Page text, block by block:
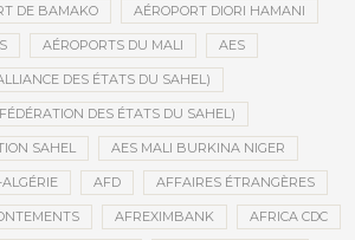
DE BAMAKO AÉROPORT DIORI HAMANI
AÉROPORTS DU MALI AES
DES ÉTATS DU SAHEL)
DES ÉTATS DU SAHEL)
SAHEL AES MALI BURKINA NIGER
AFD AFFAIRES ÉTRANGÈRES
AFREXIMBANK AFRICA CDC